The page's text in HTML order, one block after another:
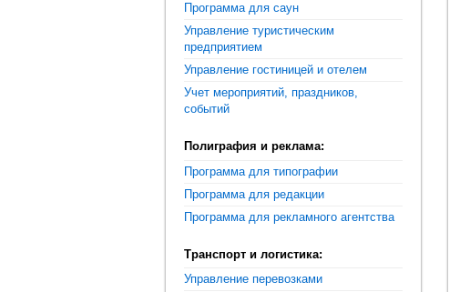
Программа для саун
Управление туристическим
предприятием
Управление гостиницей и отелем
Учет мероприятий, праздников,
событий
Полиграфия и реклама:
Программа для типографии
Программа для редакции
Программа для рекламного агентства
Транспорт и логистика:
Управление перевозками